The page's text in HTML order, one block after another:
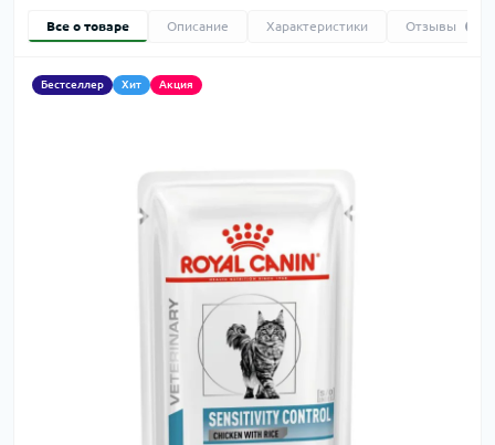
Все о товаре Описание Характеристики Отзывы
Бестселлер Хит Акция